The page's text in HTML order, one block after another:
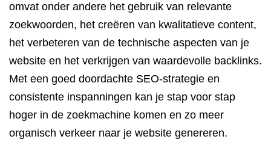
omvat onder andere het gebruik van relevante
zoekwoorden, het creëren van kwalitatieve content,
het verbeteren van de technische aspecten van je
website en het verkrijgen van waardevolle backlinks.
Met een goed doordachte SEO-strategie en
consistente inspanningen kan je stap voor stap
hoger in de zoekmachine komen en zo meer
organisch verkeer naar je website genereren.